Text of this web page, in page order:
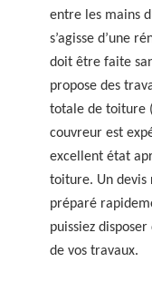
entre les mains
s’agisse d’une
doit être faite
propose des
totale de toiture
couvreur est
excellent état
toiture. Un devis
préparé
puissiez
de vos travaux.